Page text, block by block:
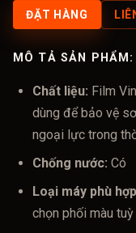
ĐẶT HÀNG
MÔ TẢ SẢN PHẨM:
Chất liệu: Film
dùng để bảo vệ
ngoại lực trong
Chống nước: Có
Loại máy phù
chọn phối màu